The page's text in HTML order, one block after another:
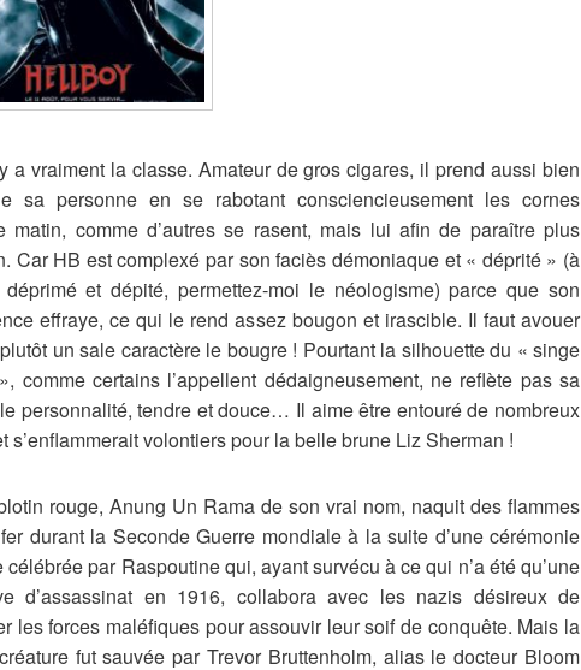
a vraiment la classe. Amateur de gros cigares, il prend aussi bien
sa personne en se rabotant consciencieusement les cornes
matin, comme d’autres se rasent, mais lui afin de paraître plus
Car HB est complexé par son faciès démoniaque et « déprité » (à
et dépité, permettez-moi le néologisme) parce que son
effraye, ce qui le rend assez bougon et irascible. Il faut avouer
un sale caractère le bougre ! Pourtant la silhouette du « singe
comme certains l’appellent dédaigneusement, ne reflète pas sa
personnalité, tendre et douce… Il aime être entouré de nombreux
s’enflammerait volontiers pour la belle brune Liz Sherman !
rouge, Anung Un Rama de son vrai nom, naquit des flammes
durant la Seconde Guerre mondiale à la suite d’une cérémonie
célébrée par Raspoutine qui, ayant survécu à ce qui n’a été qu’une
d’assassinat en 1916, collabora avec les nazis désireux de
les forces maléfiques pour assouvir leur soif de conquête. Mais la
fut sauvée par Trevor Bruttenholm, alias le docteur Bloom